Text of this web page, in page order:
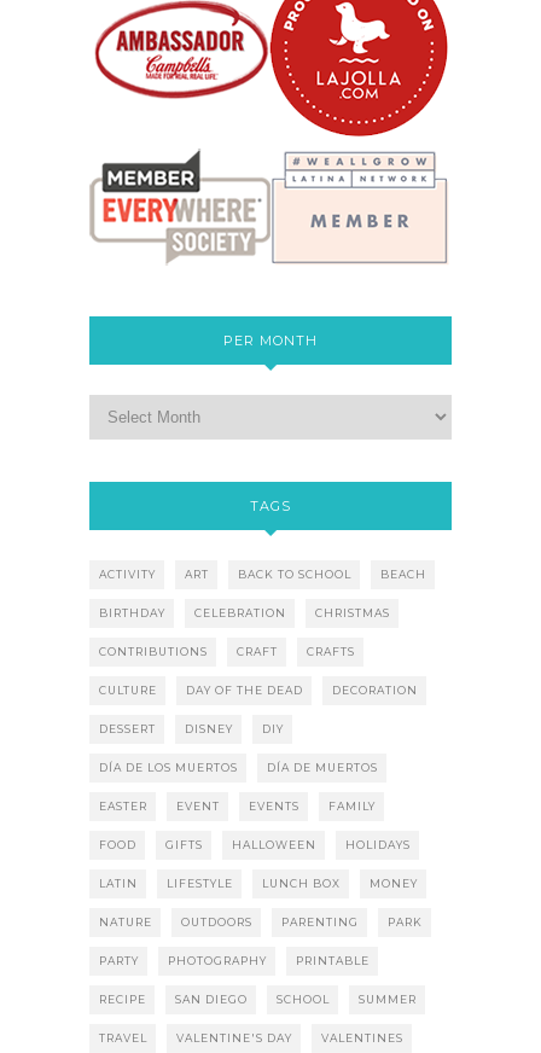
PER MONTH
TAGS
ACTIVITY ART BACK TO SCHOOL BEACH
BIRTHDAY CELEBRATION CHRISTMAS
CONTRIBUTIONS CRAFT CRAFTS
CULTURE DAY OF THE DEAD DECORATION
DESSERT DISNEY DIY
DÍA DE LOS MUERTOS DÍA DE MUERTOS
EASTER EVENT EVENTS FAMILY
FOOD GIFTS HALLOWEEN HOLIDAYS
LATIN LIFESTYLE LUNCH BOX MONEY
NATURE OUTDOORS PARENTING PARK
PARTY PHOTOGRAPHY PRINTABLE
RECIPE SAN DIEGO SCHOOL SUMMER
TRAVEL VALENTINE'S DAY VALENTINES